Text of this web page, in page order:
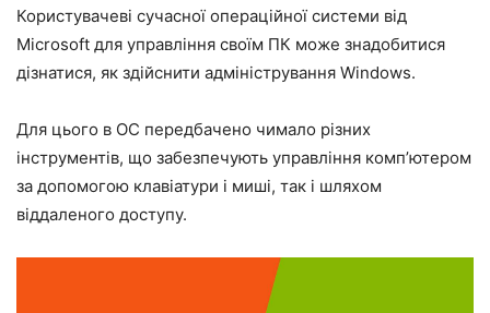
Користувачеві сучасної операційної системи від
Microsoft для управління своїм ПК може знадобитися
дізнатися, як здійснити адміністрування Windows.
Для цього в ОС передбачено чимало різних
інструментів, що забезпечують управління комп’ютером
за допомогою клавіатури і миші, так і шляхом
віддаленого доступу.